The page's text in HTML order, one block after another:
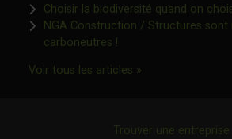
Choisir la biodiversité quand on
NGA Construction / Structures sont
carboneutres !Ce lien s'ouvrira dans
Voir tous les articles »Ce lien s'ouvrira
Trouver une entreprise